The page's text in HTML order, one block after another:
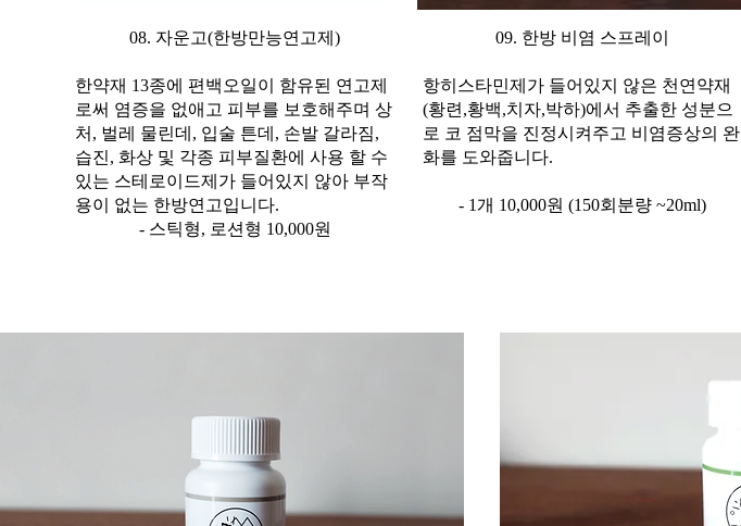
08. 자운고(한방만능연고제)
한약재 13종에 편백오일이 함유된 연고제
로써 염증을 없애고 피부를 보호해주며 상
처, 벌레 물린데, 입술 튼데, 손발 갈라짐,
습진, 화상 및 각종 피부질환에 사용 할 수
있는 스테로이드제가 들어있지 않아 부작
용이 없는 한방연고입니다.
- 스틱형, 로션형 10,000원
09. 한방 비염 스프레이
항히스타민제가 들어있지 않은 천연약재
(황련,황백,치자,박하)에서 추출한 성분으
로 코 점막을 진정시켜주고 비염증상의 완
화를 도와줍니다.
- 1개 10,000원 (150회분량 ~20ml)